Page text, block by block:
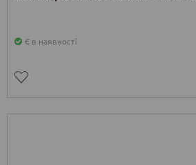
Є в наявності